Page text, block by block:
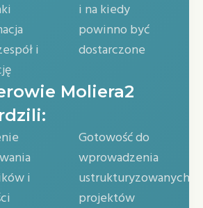
i
i na kiedy
powinno być
dostarczone
Moliera2
i
Gotowość do
wprowadzenia
ustrukturyzowanych
projektów